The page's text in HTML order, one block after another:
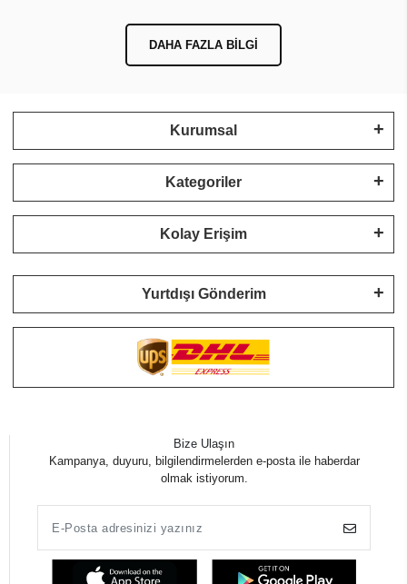
DAHA FAZLA BILGI
Kurumsal
Kategoriler
Kolay Erişim
Yurtdışı Gönderim
Bize Ulaşın
Kampanya, duyuru, bilgilendirmelerden e-posta ile haberdar
olmak istiyorum.